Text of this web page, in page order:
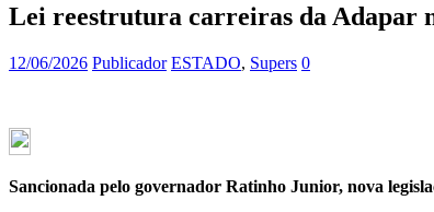
Lei reestrutura carreiras da Adapar
12/06/2026 Publicador ESTADO, Supers 0
Sancionada pelo governador Ratinho Junior, nova